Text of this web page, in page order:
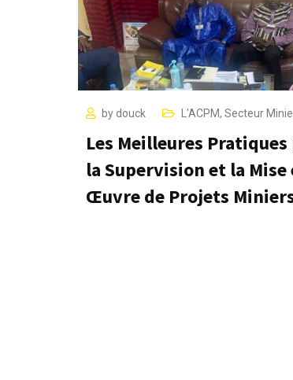
by douck L'ACPM, Secteur
Les Meilleures
la Supervision et la Mise
Œuvre de Projets